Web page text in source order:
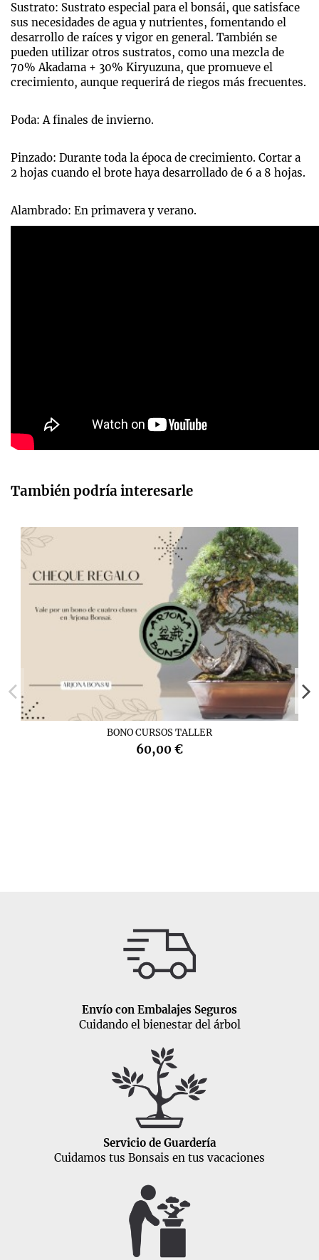
Sustrato: Sustrato especial para el bonsái, que satisface
sus necesidades de agua y nutrientes, fomentando el
desarrollo de raíces y vigor en general. También se
pueden utilizar otros sustratos, como una mezcla de
70% Akadama + 30% Kiryuzuna, que promueve el
crecimiento, aunque requerirá de riegos más frecuentes.
Poda: A finales de invierno.
Pinzado: Durante toda la época de crecimiento. Cortar a
2 hojas cuando el brote haya desarrollado de 6 a 8 hojas.
Alambrado: En primavera y verano.
También podría interesarle
BONO CURSOS TALLER
60,00 €
Envío con Embalajes Seguros
Cuidando el bienestar del árbol
Servicio de Guardería
Cuidamos tus Bonsais en tus vacaciones